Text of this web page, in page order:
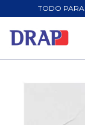
TODO